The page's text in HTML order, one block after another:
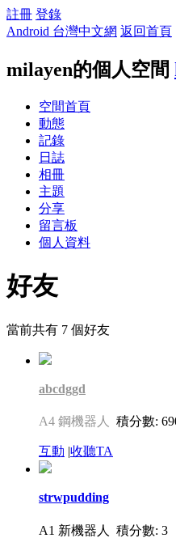
註冊 登錄
Android 台灣中文網 返回首頁
milayen的個人空間
空間首頁
動態
記錄
日誌
相冊
主題
分享
留言板
個人資料
好友
當前共有 7 個好友
abcdggd
A4 鋼機器人 積分數:
互動 |收聽TA
strwpudding
A1 新機器人 積分數: 3